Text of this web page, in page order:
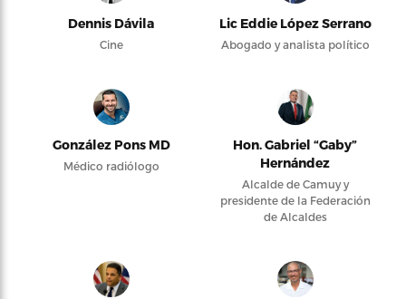
Dennis Dávila
Cine
Lic Eddie López Serrano
Abogado y analista político
González Pons MD
Médico radiólogo
Hon. Gabriel “Gaby”
Hernández
Alcalde de Camuy y
presidente de la Federación
de Alcaldes